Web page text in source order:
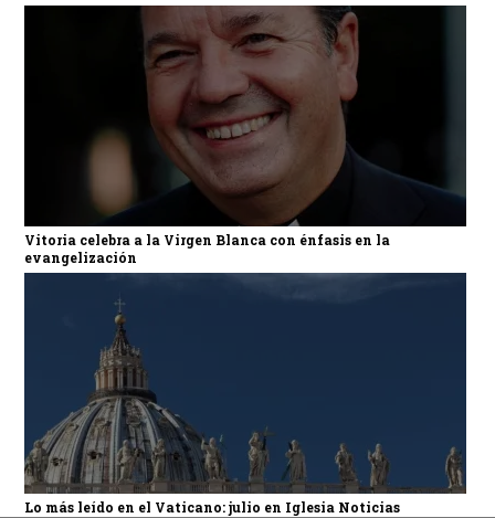
Vitoria celebra a la Virgen Blanca con énfasis en la
evangelización
Lo más leído en el Vaticano: julio en Iglesia Noticias